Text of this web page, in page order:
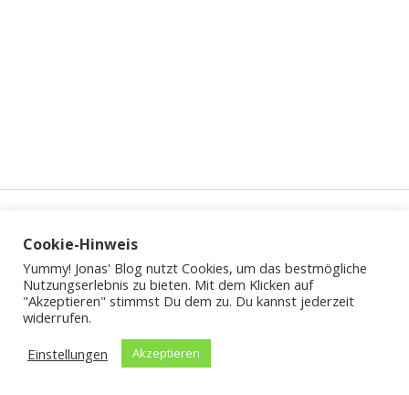
Sidebar
Letzte Ansichten
Naturnahes Nächtigen am traumhaften Tagebausee.
Sterben in der Gluthitze von Dresden mit Kraftklub.
Schauspielhaus Chemnitz.
Cookie-Hinweis
Yummy! Jonas' Blog nutzt Cookies, um das bestmögliche
Nutzungserlebnis zu bieten. Mit dem Klicken auf
"Akzeptieren" stimmst Du dem zu. Du kannst jederzeit
widerrufen.
Einstellungen
Akzeptieren